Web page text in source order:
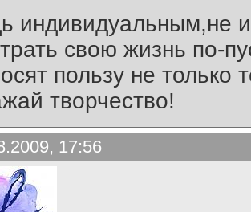
индивидуальным,не
свою жизнь по-
пользу не только
творчество!
17:56